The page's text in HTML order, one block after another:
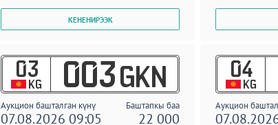
03
KG 003 GKN
Аукцион башталган күнү Баштапкы баа
07.08.2026 09:05 22 000
04
KG
Аукцион